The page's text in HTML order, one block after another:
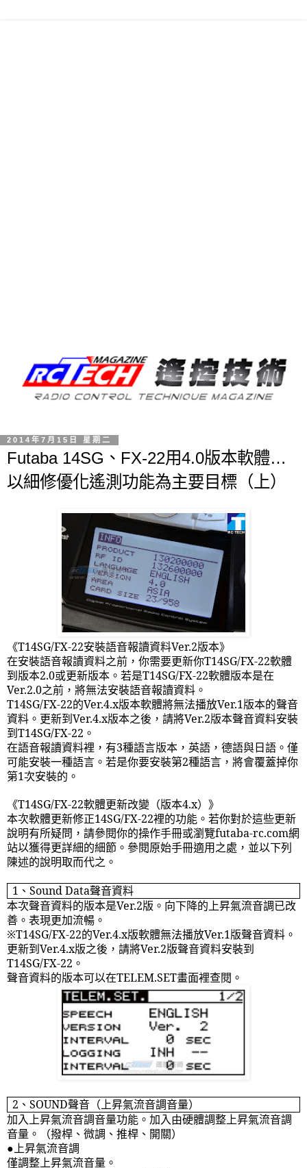
2014年7月15日 星期二
Futaba 14SG、FX-22用4.0版本軟體…
以細修優化遙測功能為主要目標（上）
《T14SG/FX-22安裝語音報讀資料Ver.2版本》
在安裝語音報讀資料之前，你需要更新你T14SG/FX-22軟體
到版本2.0或更新版本。若是T14SG/FX-22軟體版本是在
Ver.2.0之前，將無法安裝語音報讀資料。
T14SG/FX-22的Ver.4.x版本軟體將無法播放Ver.1版本的聲音
資料。更新到Ver.4.x版本之後，請將Ver.2版本聲音資料安裝
到T14SG/FX-22 。
在語音報讀資料裡，有3種語言版本，英語，德語與日語。僅
可能安裝一種語言。若是你要安裝第2種語言，將會覆蓋掉你
第1次安裝的。
《T14SG/FX-22軟體更新改變（版本4.x）》
本次軟體更新修正14SG/FX-22裡的功能。若你對於這些更新
說明有所疑問，請參閱你的操作手冊或瀏覽futaba-rc.com網
站以獲得更詳細的細節。參閱原始手冊適用之處，並以下列
陳述的說明取而代之。
1 、Sound Data聲音資料
本次聲音資料的版本是Ver.2版。向下降的上昇氣流音調已改
善。表現更加流暢。
※T14SG/FX-22的Ver.4.x版軟體無法播放Ver.1版聲音資料。
更新到Ver.4.x版之後，請將Ver.2版聲音資料安裝到
T14SG/FX-22 。
聲音資料的版本可以在TELEM.SET畫面裡查閱。
2 、SOUND聲音（上昇氣流音調音量）
加入上昇氣流音調音量功能。加入由硬體調整上昇氣流音調
音量。（撥桿、微調、推桿、開關）
●上昇氣流音調
僅調整上昇氣流音量。